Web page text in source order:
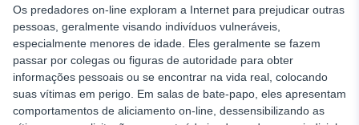
Os predadores on-line exploram a Internet para prejudicar outras
pessoas, geralmente visando indivíduos vulneráveis,
especialmente menores de idade. Eles geralmente se fazem
passar por colegas ou figuras de autoridade para obter
informações pessoais ou se encontrar na vida real, colocando
suas vítimas em perigo. Em salas de bate-papo, eles apresentam
comportamentos de aliciamento on-line, dessensibilizando as